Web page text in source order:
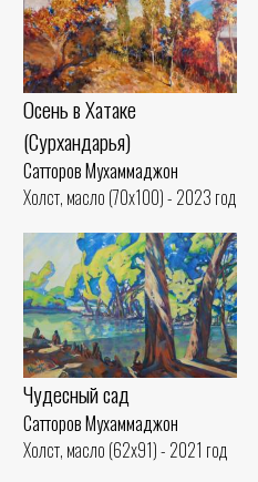
Осень в Хатаке
(Сурхандарья)
Сатторов Мухаммаджон
Холст, масло (70x100) - 2023 год
Чудесный сад
Сатторов Мухаммаджон
Холст, масло (62x91) - 2021 год